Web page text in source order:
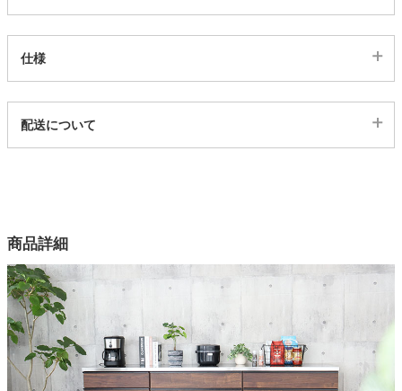
ガーデン
タワー
仕様
4ss4201053
2色
材質
MDF、強化紙
天板仕様
ステンレス
配送について
商品詳細